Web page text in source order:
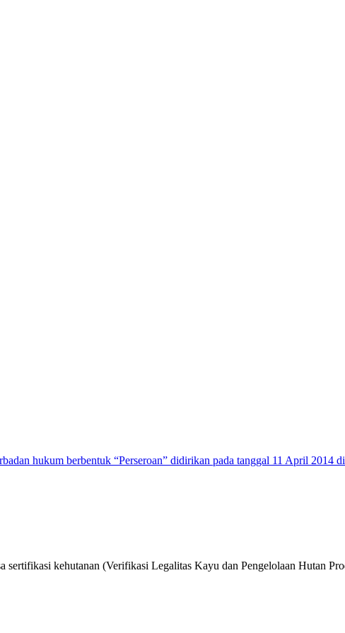
hukum berbentuk “Perseroan” didirikan pada tanggal 11 April
sertifikasi kehutanan (Verifikasi Legalitas Kayu dan Pengelolaan Hutan